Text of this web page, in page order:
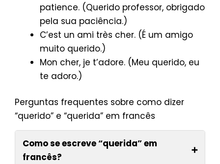
patience. (Querido professor, obrigado
pela sua paciência.)
C’est un ami très cher. (É um amigo
muito querido.)
Mon cher, je t’adore. (Meu querido, eu
te adoro.)
Perguntas frequentes sobre como dizer
“querido” e “querida” em francês
Como se escreve “querida” em
francês?
➕